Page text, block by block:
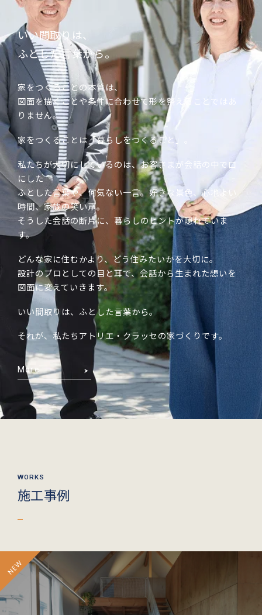
いい間取りは、
ふとした言葉から。
家をつくることの本質は、
図面を描くことや条件に合わせて形を整えることではあ
りません。
家をつくることは「暮らしをつくること」。
私たちが大切にしているのは、お客さまが会話の中で口
にした
ふとした言葉や、何気ない一言。好きな景色、心地よい
時間、家族の笑い声。
そうした会話の断片に、暮らしのヒントが隠れていま
す。
どんな家に住むかより、どう住みたいかを大切に。
設計のプロとしての目と耳で、会話から生まれた想いを
図面に変えていきます。
いい間取りは、ふとした言葉から。
それが、私たちアトリエ・クラッセの家づくりです。
More
施工事例